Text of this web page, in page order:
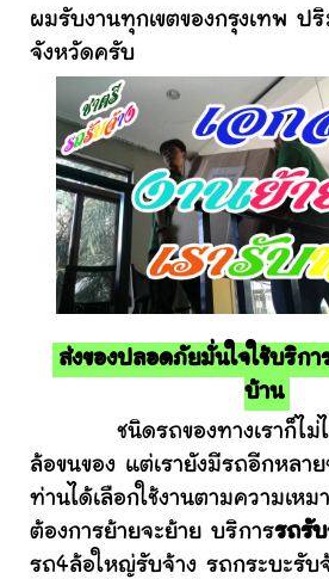
ผมรับงานทุกเขตของกรุงเทพ ป
จังหวัดครับ
ส่งของปลอดภัยมั่นใจใช้บริกา
บ้าน
ชนิดรถของทางเราก็ไม่ได้
ล้อขนของ แต่เรายังมีรถอีกหลา
ท่านได้เลือกใช้งานตามความเห
ต้องการย้ายจะย้าย บริการรถรั
รถ4ล้อใหญ่รับจ้าง รถกระบะรับจ้